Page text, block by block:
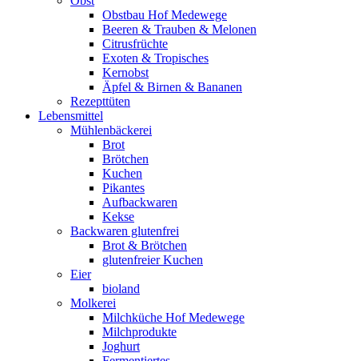
Obstbau Hof Medewege
Beeren & Trauben & Melonen
Citrusfrüchte
Exoten & Tropisches
Kernobst
Äpfel & Birnen & Bananen
Rezepttüten
Lebensmittel
Mühlenbäckerei
Brot
Brötchen
Kuchen
Pikantes
Aufbackwaren
Kekse
Backwaren glutenfrei
Brot & Brötchen
glutenfreier Kuchen
Eier
bioland
Molkerei
Milchküche Hof Medewege
Milchprodukte
Joghurt